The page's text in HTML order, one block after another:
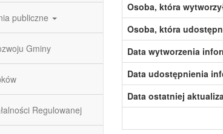
publiczne
Gminy
Regulowanej
Osoba, która
Osoba, która
Data wytworzenia
Data udostępnienia
Data ostatniej